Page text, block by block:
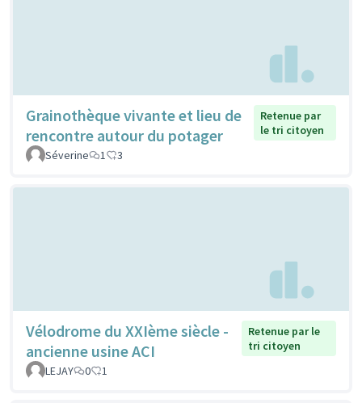
Grainothèque vivante et lieu de
rencontre autour du potager
Retenue par
le tri citoyen
Séverine
1 3
Vélodrome du XXIème siècle -
ancienne usine ACI
Retenue par le
tri citoyen
LEJAY
0 1